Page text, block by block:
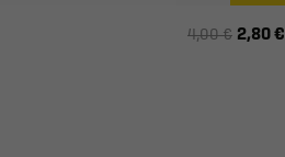
4,00 € 2,80 €